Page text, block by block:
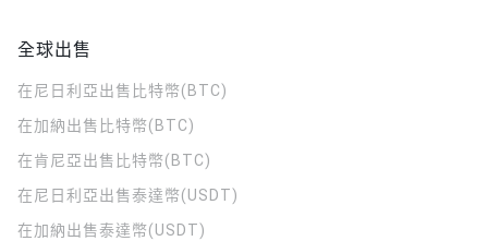
全球出售
在尼日利亞出售比特幣(BTC)
在加納出售比特幣(BTC)
在肯尼亞出售比特幣(BTC)
在尼日利亞出售泰達幣(USDT)
在加納出售泰達幣(USDT)